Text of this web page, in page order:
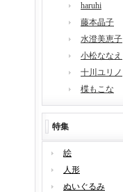
haruhi
藤本晶子
水澄美恵子
小松ななえ
十川ユリノ
楪もこな
特集
絵
人形
ぬいぐるみ